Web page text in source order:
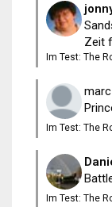
Zeit
Im Test: The
Im Test: The
Im Test: The